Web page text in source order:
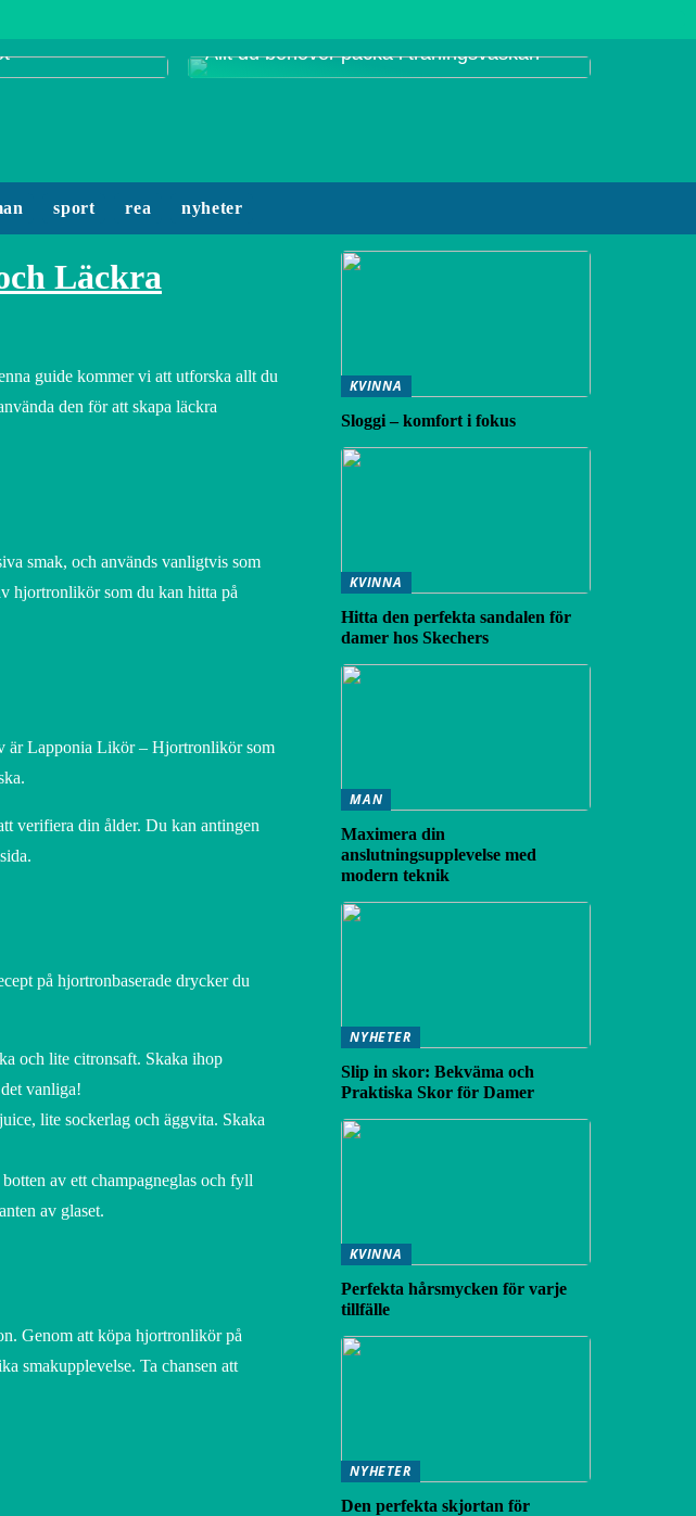
Allt du behöver packa i träningsväskan
sport rea nyheter
Läckra
guide kommer vi att utforska allt du
den för att skapa läckra
smak, och används vanligtvis som
hjortronlikör som du kan hitta på
är Lapponia Likör – Hjortronlikör som
verifiera din ålder. Du kan antingen
på hjortronbaserade drycker du
och lite citronsaft. Skaka ihop
vanliga!
lite sockerlag och äggvita. Skaka
av ett champagneglas och fyll
av glaset.
Genom att köpa hjortronlikör på
smakupplevelse. Ta chansen att
KVINNA
Sloggi – komfort i fokus
KVINNA
Hitta den perfekta sandalen för
damer hos Skechers
MAN
Maximera din
anslutningsupplevelse med
modern teknik
NYHETER
Slip in skor: Bekväma och
Praktiska Skor för Damer
KVINNA
Perfekta hårsmycken för varje
tillfälle
NYHETER
Den perfekta skjortan för